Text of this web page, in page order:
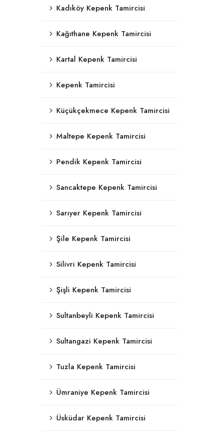
Kadıköy Kepenk Tamircisi
Kağıthane Kepenk Tamircisi
Kartal Kepenk Tamircisi
Kepenk Tamircisi
Küçükçekmece Kepenk Tamircisi
Maltepe Kepenk Tamircisi
Pendik Kepenk Tamircisi
Sancaktepe Kepenk Tamircisi
Sarıyer Kepenk Tamircisi
Şile Kepenk Tamircisi
Silivri Kepenk Tamircisi
Şişli Kepenk Tamircisi
Sultanbeyli Kepenk Tamircisi
Sultangazi Kepenk Tamircisi
Tuzla Kepenk Tamircisi
Ümraniye Kepenk Tamircisi
Üsküdar Kepenk Tamircisi